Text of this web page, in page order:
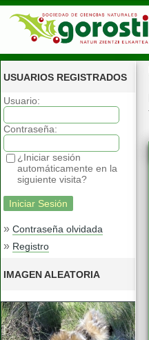
USUARIOS REGISTRADOS
Usuario:
Contraseña:
¿Iniciar sesión
automáticamente en la
siguiente visita?
» Contraseña olvidada
» Registro
IMAGEN ALEATORIA